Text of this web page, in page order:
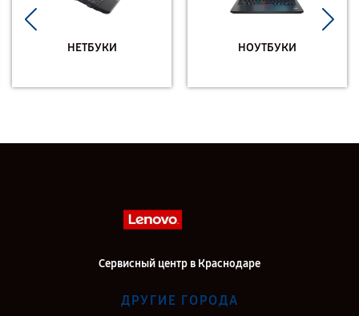
НЕТБУКИ НОУТБУКИ
Сервисный центр в Краснодаре
ДРУГИЕ ГОРОДА